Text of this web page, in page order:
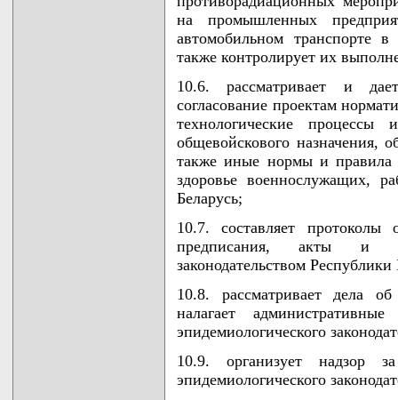
на промышленных
автомобильном транспорте
также контролирует их
10.6. рассматривает и
согласование проектам
технологические
общевойскового назначения,
также иные нормы и правила
здоровье военнослужащих,
Беларусь;
10.7. составляет протоколы
предписания, акты и
законодательством Республики
10.8. рассматривает дела
налагает
эпидемиологического
10.9. организует надзор
эпидемиологического